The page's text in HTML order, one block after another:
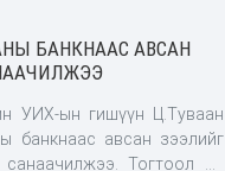
БАНКНААС АВСАН
УИХ-ын гишүүн Ц.Туваан
банкнаас авсан зээлийг
Тогтоол нь